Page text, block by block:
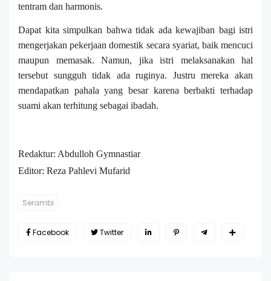
tentram dan harmonis.
Dapat kita simpulkan bahwa tidak ada kewajiban bagi istri
mengerjakan pekerjaan domestik secara syariat, baik mencuci
maupun memasak. Namun, jika istri melaksanakan hal
tersebut sungguh tidak ada ruginya. Justru mereka akan
mendapatkan pahala yang besar karena berbakti terhadap
suami akan terhitung sebagai ibadah.
Redaktur: Abdulloh Gymnastiar
Editor: Reza Pahlevi Mufarid
Serambi
Facebook Twitter